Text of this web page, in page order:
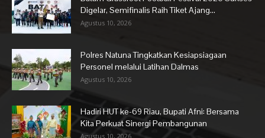
Digelar, Semifinalis Raih Tiket Ajang...
Agustus 10, 2026
Polres Natuna Tingkatkan Kesiapsiagaan
Personel melalui Latihan Dalmas
Agustus 10, 2026
Hadiri HUT ke-69 Riau, Bupati Afni: Bersama
Kita Perkuat Sinergi Pembangunan
Agustus 10, 2026